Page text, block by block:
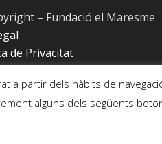
– Fundació el Maresme
de Privacitat
generals de la compra
a partir dels hàbits de
alguns dels següents